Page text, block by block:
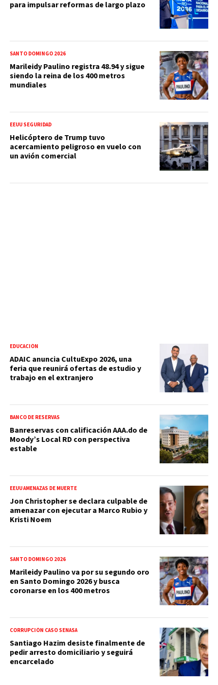
para impulsar reformas de largo plazo
SANTO DOMINGO 2026
Marileidy Paulino registra 48.94 y sigue
siendo la reina de los 400 metros
mundiales
EEUU SEGURIDAD
Helicóptero de Trump tuvo
acercamiento peligroso en vuelo con
un avión comercial
EDUCACIÓN
ADAIC anuncia CultuExpo 2026, una
feria que reunirá ofertas de estudio y
trabajo en el extranjero
BANCO DE RESERVAS
Banreservas con calificación AAA.do de
Moody’s Local RD con perspectiva
estable
EEUU AMENAZAS DE MUERTE
Jon Christopher se declara culpable de
amenazar con ejecutar a Marco Rubio y
Kristi Noem
SANTO DOMINGO 2026
Marileidy Paulino va por su segundo oro
en Santo Domingo 2026 y busca
coronarse en los 400 metros
CORRUPCIÓN CASO SENASA
Santiago Hazim desiste finalmente de
pedir arresto domiciliario y seguirá
encarcelado